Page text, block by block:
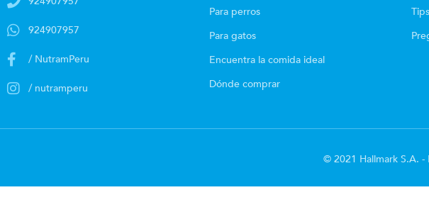
924907957
/ NutramPeru
/ nutramperu
Para perros
Para gatos
Encuentra la comida ideal
Dónde comprar
© 2021 Hallmark S.A. -